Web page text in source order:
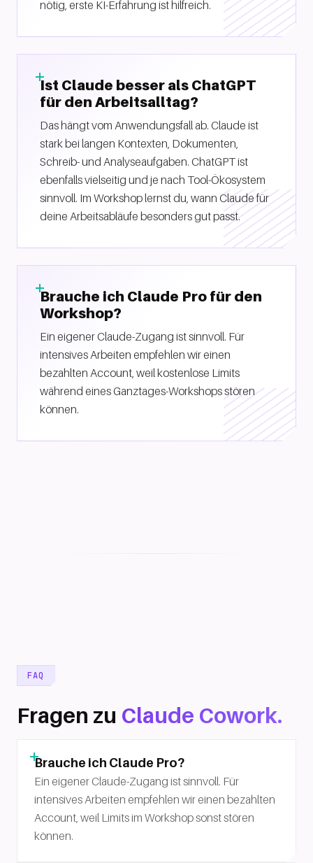
nötig, erste KI-Erfahrung ist hilfreich.
Ist Claude besser als ChatGPT
für den Arbeitsalltag?
Das hängt vom Anwendungsfall ab. Claude ist
stark bei langen Kontexten, Dokumenten,
Schreib- und Analyseaufgaben. ChatGPT ist
ebenfalls vielseitig und je nach Tool-Ökosystem
sinnvoll. Im Workshop lernst du, wann Claude für
deine Arbeitsabläufe besonders gut passt.
Brauche ich Claude Pro für den
Workshop?
Ein eigener Claude-Zugang ist sinnvoll. Für
intensives Arbeiten empfehlen wir einen
bezahlten Account, weil kostenlose Limits
während eines Ganztages-Workshops stören
können.
FAQ
Fragen zu Claude Cowork.
Brauche ich Claude Pro?
Ein eigener Claude-Zugang ist sinnvoll. Für
intensives Arbeiten empfehlen wir einen bezahlten
Account, weil Limits im Workshop sonst stören
können.